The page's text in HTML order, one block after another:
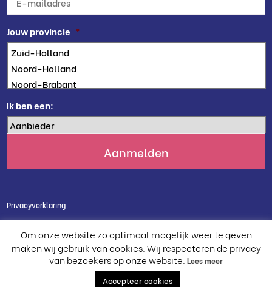
mailadres *
Jouw provincie *
Ik ben een:
Privacyverklaring
Meldpunt integriteit en klachten
Om onze website zo optimaal mogelijk weer te geven
maken wij gebruik van cookies. Wij respecteren de privacy
van bezoekers op onze website. Lees meer
Accepteer cookies